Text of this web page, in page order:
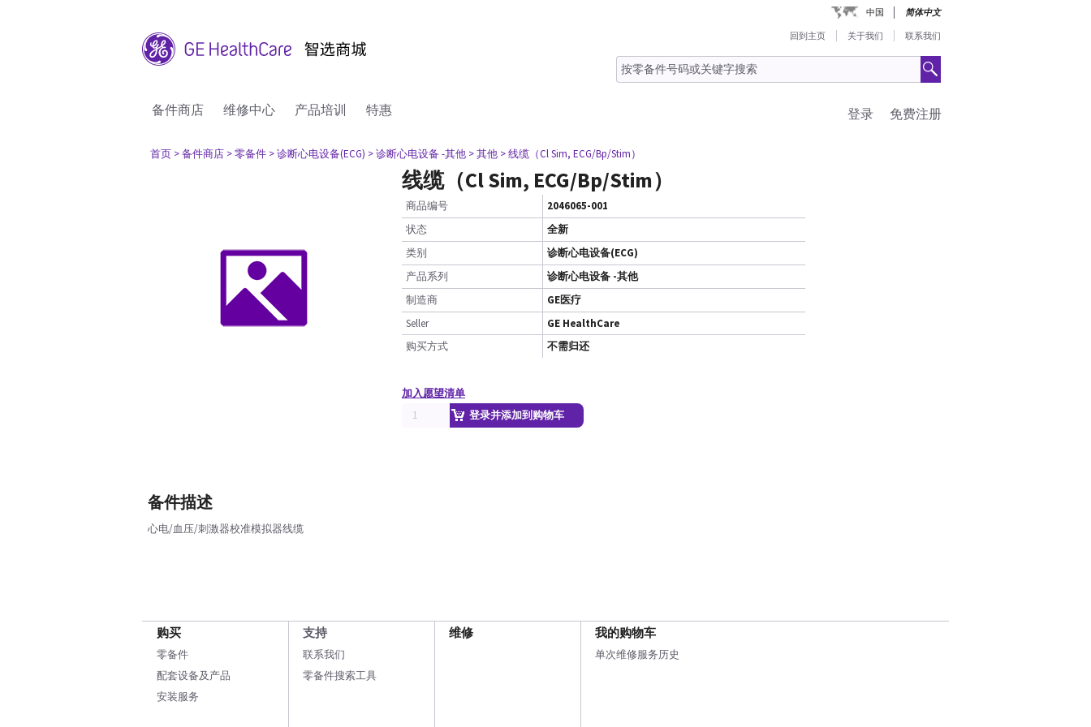
中国 简体中文
回到主页 关于我们 联系我们
备件商店 维修中心 产品培训 特惠 免费注册
登录
首页 > 备件商店 > 零备件 > 诊断心电设备(ECG) > 诊断心电设备 -其他 > 其他 > 线缆（Cl Sim, ECG/Bp/Stim）
线缆（Cl Sim, ECG/Bp/Stim）
商品编号
2046065-001
状态
全新
类别
诊断心电设备(ECG)
产品系列
诊断心电设备 -其他
制造商
GE医疗
Seller
GE HealthCare
购买方式
不需归还
加入愿望清单
登录并添加到购物车
备件描述
心电/血压/刺激器校准模拟器线缆
购买
零备件
配套设备及产品
安装服务
支持
联系我们
零备件搜索工具
维修 我的购物车
单次维修服务历史